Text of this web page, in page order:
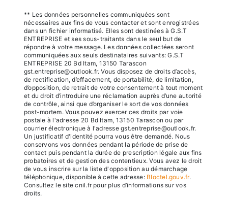
** Les données personnelles communiquées sont
nécessaires aux fins de vous contacter et sont enregistrées
dans un fichier informatisé. Elles sont destinées à G.S.T
ENTREPRISE et ses sous-traitants dans le seul but de
répondre à votre message. Les données collectées seront
communiquées aux seuls destinataires suivants: G.S.T
ENTREPRISE 20 Bd Itam, 13150 Tarascon
gst.entreprise@outlook.fr. Vous disposez de droits d’accès,
de rectification, d’effacement, de portabilité, de limitation,
d’opposition, de retrait de votre consentement à tout moment
et du droit d’introduire une réclamation auprès d’une autorité
de contrôle, ainsi que d’organiser le sort de vos données
post-mortem. Vous pouvez exercer ces droits par voie
postale à l'adresse 20 Bd Itam, 13150 Tarascon ou par
courrier électronique à l'adresse gst.entreprise@outlook.fr.
Un justificatif d'identité pourra vous être demandé. Nous
conservons vos données pendant la période de prise de
contact puis pendant la durée de prescription légale aux fins
probatoires et de gestion des contentieux. Vous avez le droit
de vous inscrire sur la liste d'opposition au démarchage
téléphonique, disponible à cette adresse: Bloctel.gouv.fr.
Consultez le site cnil.fr pour plus d’informations sur vos
droits.